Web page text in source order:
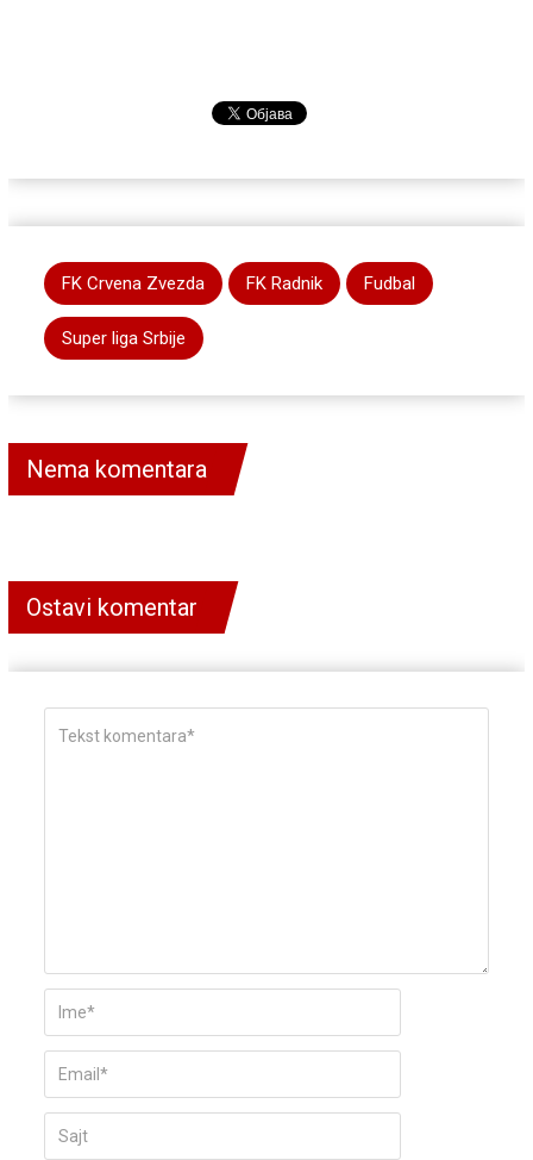
FK Crvena Zvezda FK Radnik Fudbal
Super liga Srbije
Nema komentara
Ostavi komentar